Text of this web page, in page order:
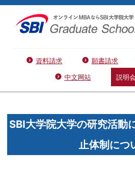
資料請求 願書請求
中文网站
説明
SBI大学院大学の研究活動
止体制につ